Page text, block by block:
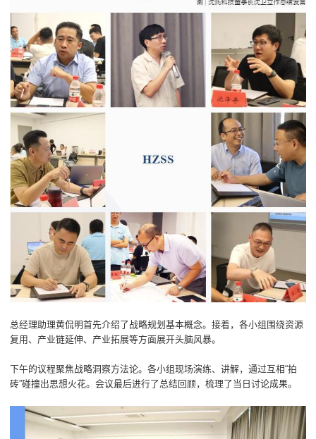
总经理助理黄侃明首先介绍了战略规划基本概念。接着，各小组围绕资源
复用、产业链延伸、产业拓展等方面展开头脑风暴。
下午的议程聚焦战略洞察方法论。各小组现场演练、讲解，通过互相“拍
砖”碰撞出思想火花。会议最后进行了总结回顾，梳理了当日讨论成果。